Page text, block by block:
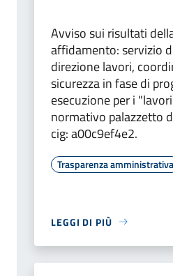
Avviso sui risultati
affidamento: servizio
direzione lavori,
sicurezza in fase di
esecuzione per i
normativo palazzetto
cig: a00c9ef4e2.
Trasparenza amministrativa
LEGGI DI PIÙ